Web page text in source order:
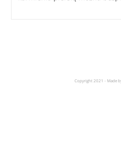
Copyright 2021 - Made